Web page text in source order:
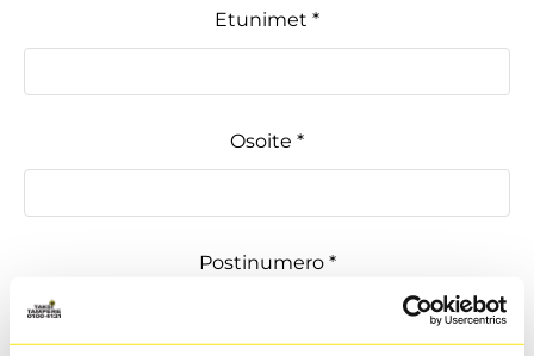
Etunimet *
Osoite *
Postinumero *